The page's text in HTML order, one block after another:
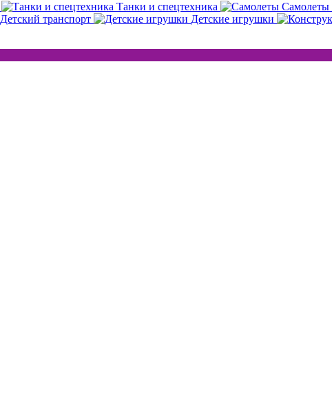
Танки и спецтехника Самолеты
Детский транспорт Детские игрушки